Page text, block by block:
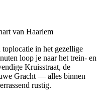
van Haarlem
in het gezellige
loop je naar het trein- en
Kruisstraat, de
Gracht — alles binnen
rustig.